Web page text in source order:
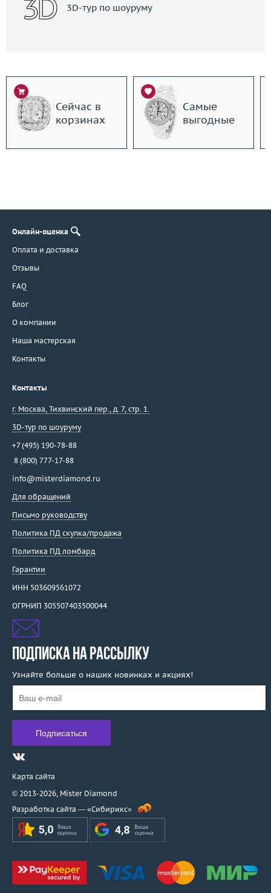
3D-тур по шоуруму
Сейчас в
корзинах
Самые
выгодные
Онлайн-оценка
Оплата и доставка
Отзывы
FAQ
Блог
О компании
Наша мастерская
Контакты
Контакты
г. Москва, Тихвинский пер., д. 7, стр. 1.
3D-тур по шоуруму
+7 (495) 190-78-88
8 (800) 777-17-88
info@misterdiamond.ru
Для обращений
Письмо руководству
Политика ПД скупка/продажа
Политика ПД ломбард
Гарантии
ИНН 503609561072
ОГРНИП 305507403500044
ПОДПИСКА НА РАССЫЛКУ
Узнайте больше о наших новинках и акциях!
Карта сайта
© 2013-2026, Mister Diamond
Разработка сайта — «Сибирикс»